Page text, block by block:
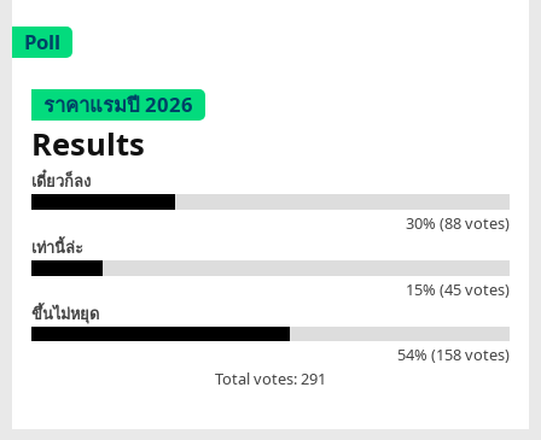
Poll
ราคาแรมปี 2026
Results
เดี๋ยวก็ลง
30% (88 votes)
เท่านี้ล่ะ
15% (45 votes)
ขึ้นไม่หยุด
54% (158 votes)
Total votes: 291